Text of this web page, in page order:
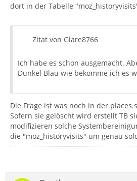
dort in der Tabelle
Zitat von Glare8766
Ich habe es schon ausgemacht.
Dunkel Blau wie bekomme ich es
Die Frage ist was noch in der
Sofern sie gelöscht wird erstellt TB
modifizieren solche
die "moz_historyvisits" um genau